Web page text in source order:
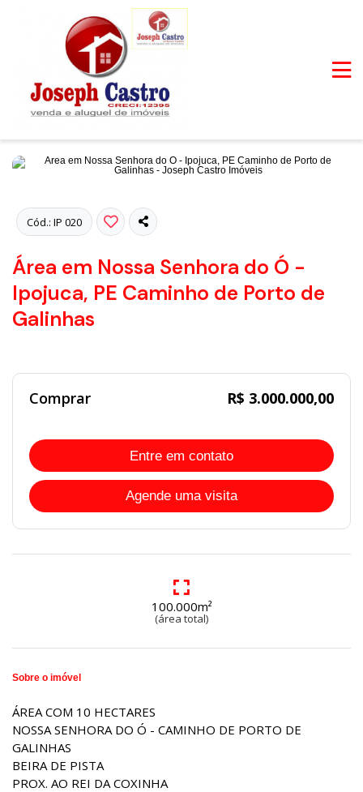
Cód.: IP 020
Área em Nossa Senhora do Ó -
Ipojuca, PE Caminho de Porto de
Galinhas
Comprar R$ 3.000.000,00
Entre em contato
Agende uma visita
100.000m²
(área total)
Sobre o imóvel
ÁREA COM 10 HECTARES
NOSSA SENHORA DO Ó - CAMINHO DE PORTO DE
GALINHAS
BEIRA DE PISTA
PROX. AO REI DA COXINHA